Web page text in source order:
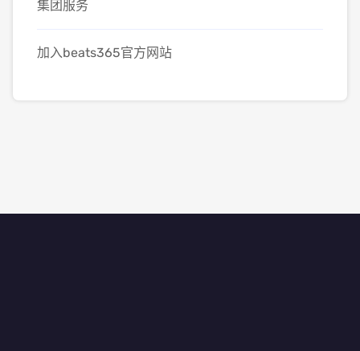
集团服务
加入beats365官方网站